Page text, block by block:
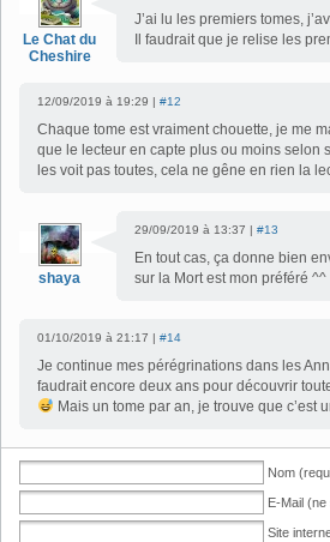
Le Chat du
Cheshire
J’ai lu les premiers tomes,
Il faudrait que je relise les
12/09/2019 à 19:29 | #12
Chaque tome est vraiment chouette, je me
que le lecteur en capte plus ou moins selon
les voit pas toutes, cela ne gêne en rien la
shaya
29/09/2019 à 13:37 | #13
En tout cas, ça donne bien
sur la Mort est mon préféré ^^
01/10/2019 à 21:17 | #14
Je continue mes pérégrinations dans les
faudrait encore deux ans pour découvrir
Mais un tome par an, je trouve que c’est
Nom
E-Mail
Site